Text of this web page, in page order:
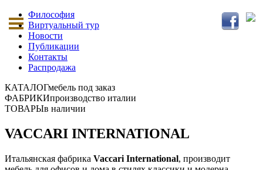
Философия
Виртуальный тур
Новости
Публикации
Контакты
Распродажа
КАТАЛОГмебель под заказ
ФАБРИКИпроизводство италии
ТОВАРЫв наличии
VACCARI INTERNATIONAL
Итальянская фабрика Vaccari International, производит